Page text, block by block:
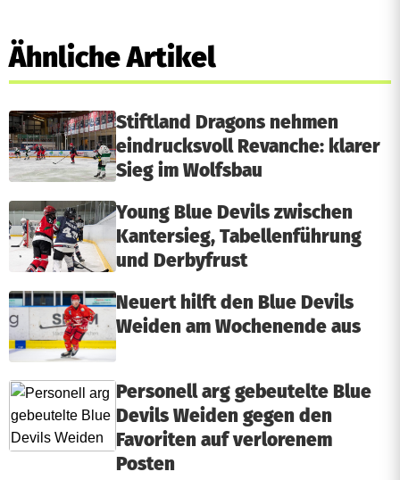
Ähnliche Artikel
Stiftland Dragons nehmen
eindrucksvoll Revanche: klarer
Sieg im Wolfsbau
Young Blue Devils zwischen
Kantersieg, Tabellenführung
und Derbyfrust
Neuert hilft den Blue Devils
Weiden am Wochenende aus
Personell arg gebeutelte Blue
Devils Weiden gegen den
Favoriten auf verlorenem
Posten